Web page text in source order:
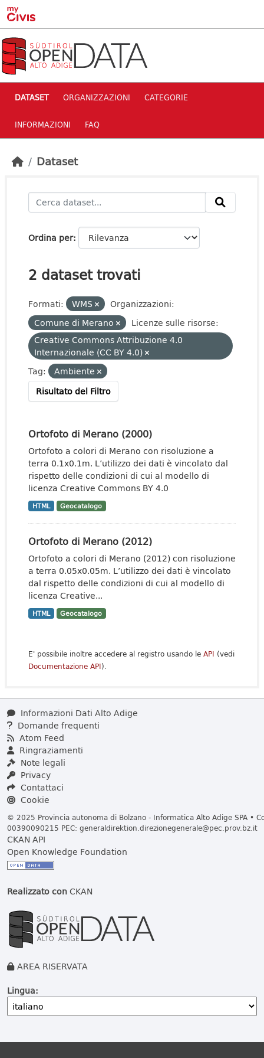
Skip to main content
DATASET ORGANIZZAZIONI CATEGORIE
INFORMAZIONI FAQ
Dataset
Ordina per
2 dataset trovati
Formati: WMS
Organizzazioni:
Comune di Merano
Licenze sulle risorse:
Creative Commons Attribuzione 4.0
Internazionale (CC BY 4.0)
Tag:
Ambiente
Risultato del Filtro
Ortofoto di Merano (2000)
Ortofoto a colori di Merano con risoluzione a
terra 0.1x0.1m. L’utilizzo dei dati è vincolato dal
rispetto delle condizioni di cui al modello di
licenza Creative Commons BY 4.0
HTML Geocatalogo
Ortofoto di Merano (2012)
Ortofoto a colori di Merano (2012) con risoluzione
a terra 0.05x0.05m. L’utilizzo dei dati è vincolato
dal rispetto delle condizioni di cui al modello di
licenza Creative...
HTML Geocatalogo
E' possibile inoltre accedere al registro usando le API (vedi
Documentazione API).
Informazioni Dati Alto Adige
Domande frequenti
Atom Feed
Ringraziamenti
Note legali
Privacy
Contattaci
Cookie
© 2025 Provincia autonoma di Bolzano - Informatica Alto Adige SPA •
00390090215 PEC: generaldirektion.direzionegenerale@pec.prov.bz.it
CKAN API
Open Knowledge Foundation
Realizzato conCKAN
AREA RISERVATA
Lingua